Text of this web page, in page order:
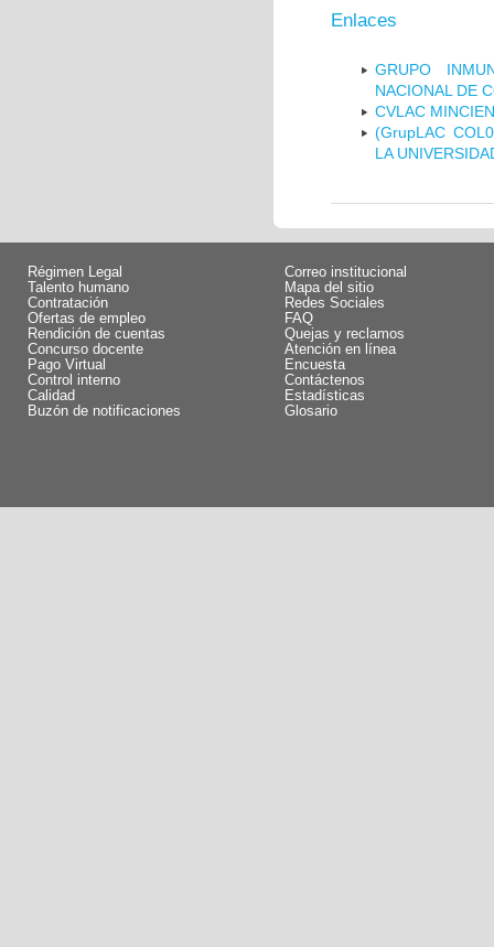
Enlaces
GRUPO
NACIONAL DE
CVLAC
(GrupLAC
LA
Régimen Legal
Talento humano
Contratación
Ofertas de empleo
Rendición de cuentas
Concurso docente
Pago Virtual
Control interno
Calidad
Buzón de notificaciones
Correo institucional
Mapa del sitio
Redes Sociales
FAQ
Quejas y reclamos
Atención en línea
Encuesta
Contáctenos
Estadísticas
Glosario